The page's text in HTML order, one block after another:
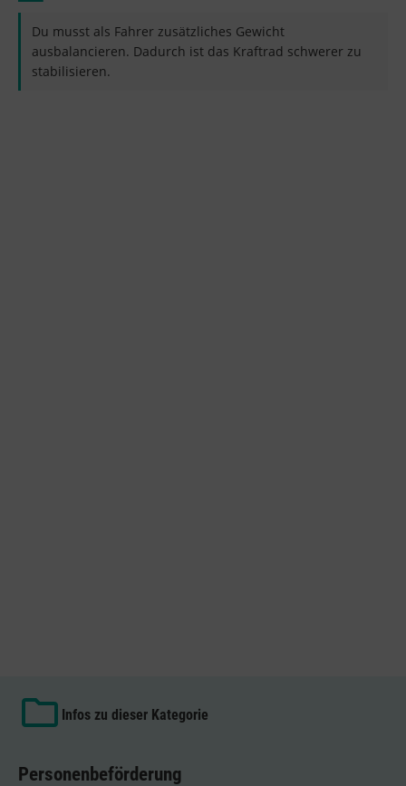
Du musst als Fahrer zusätzliches Gewicht
ausbalancieren. Dadurch ist das Kraftrad schwerer zu
stabilisieren.
Infos zu dieser Kategorie
Personenbeförderung